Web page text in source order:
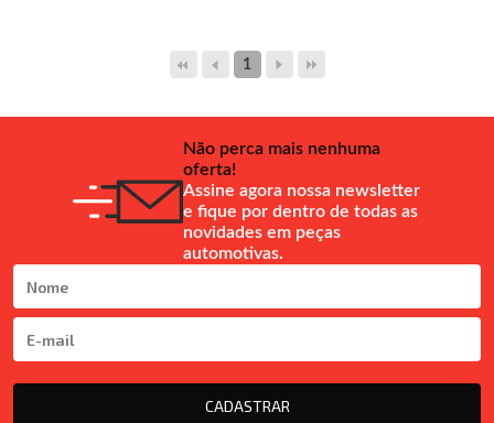
1
Não perca mais nenhuma
oferta!
Assine agora nossa newsletter
e fique por dentro de todas as
novidades em peças
automotivas.
CADASTRAR